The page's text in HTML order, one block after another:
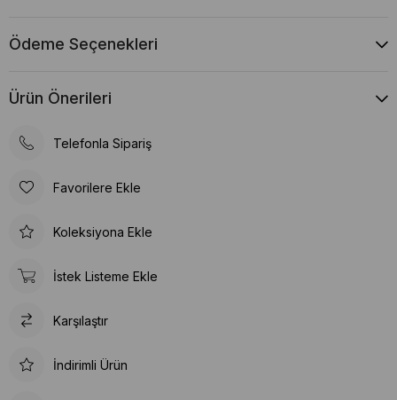
Ödeme Seçenekleri
Ürün Önerileri
Telefonla Sipariş
Favorilere Ekle
Koleksiyona Ekle
İstek Listeme Ekle
Karşılaştır
İndirimli Ürün